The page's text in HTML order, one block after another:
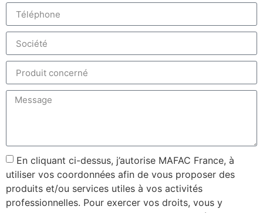
En cliquant ci-dessus, j’autorise MAFAC France, à
utiliser vos coordonnées afin de vous proposer des
produits et/ou services utiles à vos activités
professionnelles. Pour exercer vos droits, vous y